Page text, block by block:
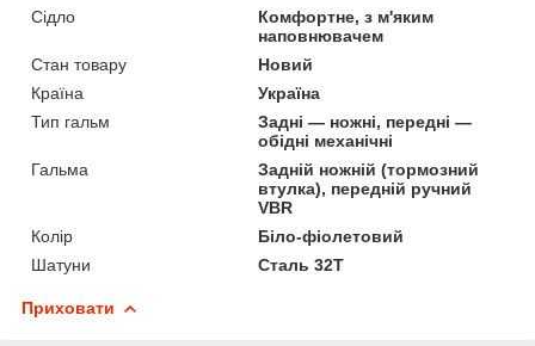
Сідло
Комфортне, з м'яким
наповнювачем
Стан товару
Новий
Країна
Україна
Тип гальм
Задні — ножні, передні —
обідні механічні
Гальма
Задній ножній (тормозний
втулка), передній ручний
VBR
Колір
Біло-фіолетовий
Шатуни
Сталь 32Т
Приховати